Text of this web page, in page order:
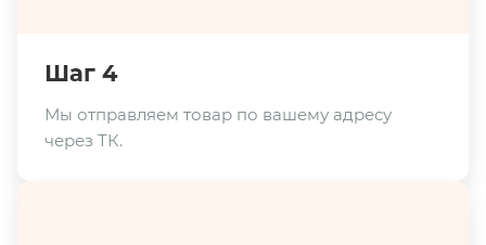
Шаг 4
Мы отправляем товар по вашему адресу
через ТК.